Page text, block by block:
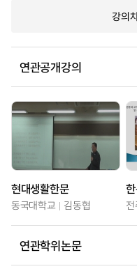
강의
연관공개강의
현대생활한문
동국대학교 김동협
연관학위논문